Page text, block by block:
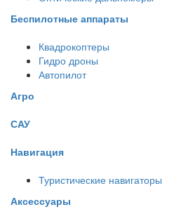
Беспилотные аппараты
Квадрокоптеры
Гидро дроны
Автопилот
Агро
САУ
Навигация
Туристические навигаторы
Аксессуары